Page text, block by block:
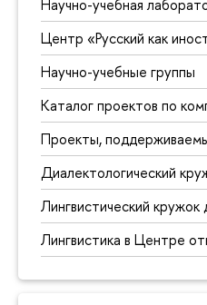
Научно-учебная
Центр «Русский как
Научно-учебные группы
Каталог проектов по
Проекты,
Диалектологический
Лингвистический кружок
Лингвистика в Центре